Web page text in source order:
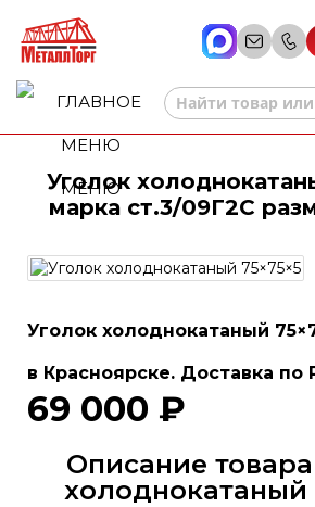
МЕНЮ
Уголок
марка ст.3/09Г2С
Уголок холоднокатаный
в Красноярске. Доставка по
69 000 ₽
Описание
холоднокатаный